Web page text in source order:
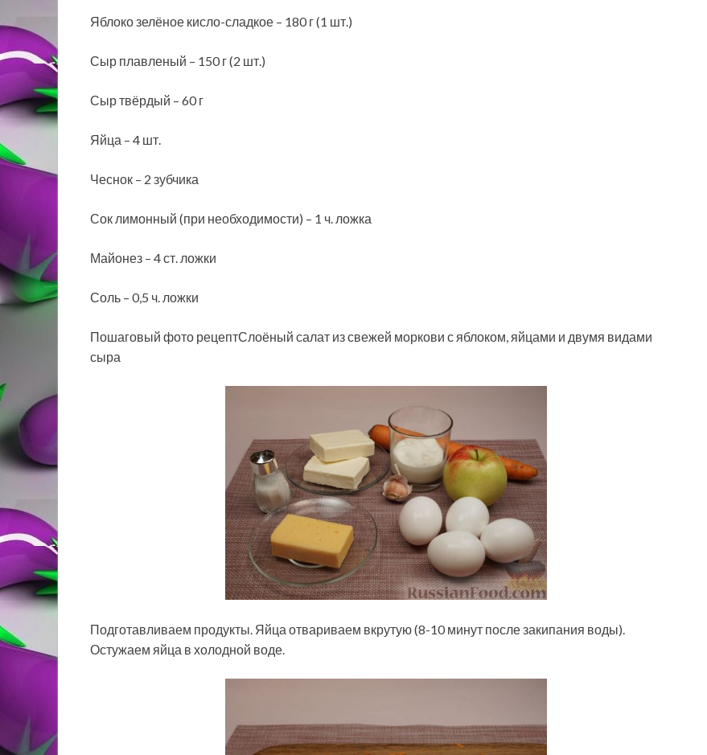
Яблоко зелёное кисло-сладкое – 180 г (1 шт.)
Сыр плавленый – 150 г (2 шт.)
Сыр твёрдый – 60 г
Яйца – 4 шт.
Чеснок – 2 зубчика
Сок лимонный (при необходимости) – 1 ч. ложка
Майонез – 4 ст. ложки
Соль – 0,5 ч. ложки
Пошаговый фото рецептСлоёный салат из свежей моркови с яблоком, яйцами и двумя видами
сыра
Подготавливаем продукты. Яйца отвариваем вкрутую (8-10 минут после закипания воды).
Остужаем яйца в холодной воде.